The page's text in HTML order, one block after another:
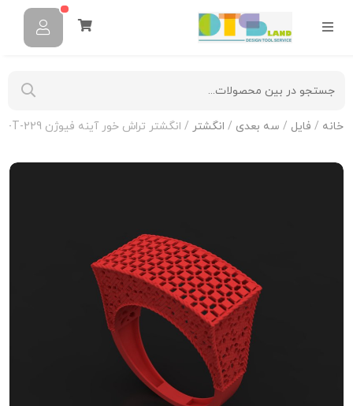
خانه / فایل / سه بعدی / انگشتر / انگشتر تراش خور آینه فیوژن R-T-229